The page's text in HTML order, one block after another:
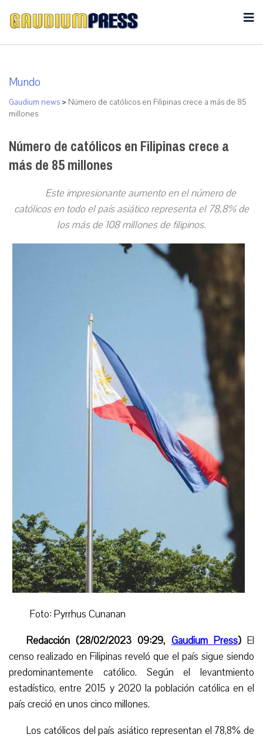
Mundo
Gaudium news > Número de católicos en Filipinas crece a más de 85
millones
Número de católicos en Filipinas crece a
más de 85 millones
Este impresionante aumento en el número de
católicos en todo el país asiático representa el 78,8% de
los más de 108 millones de filipinos.
Foto: Pyrrhus Cunanan
Redacción (28/02/2023 09:29, Gaudium Press)El
censo realizado en Filipinas reveló que el país sigue siendo
predominantemente católico. Según el levantmiento
estadístico, entre 2015 y 2020 la población católica en el
país creció en unos cinco millones.
Los católicos del país asiático representan el 78,8% de